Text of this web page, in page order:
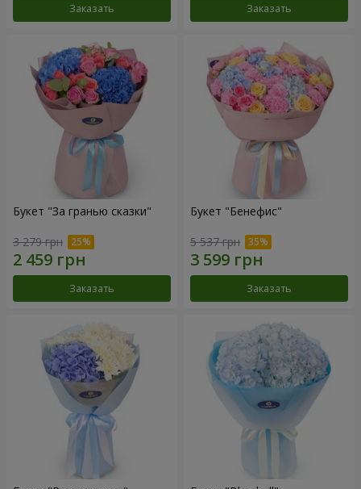
Заказать Заказать
Букет "За гранью сказки"
3 279 грн
Заказать
Букет "Бенефис"
5 537 грн
Заказать